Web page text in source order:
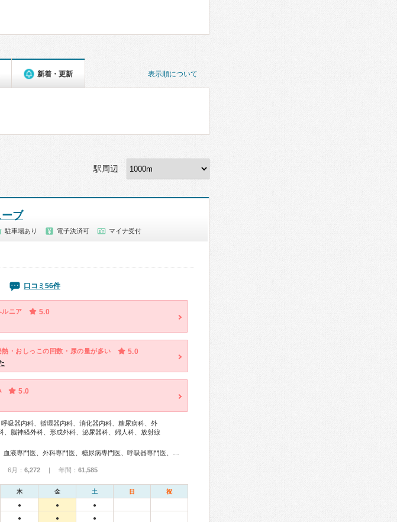
表示順について
新着・更新
駅周辺
ブ
駐車場あり 電子決済可 マイナ受付
口コミ56件
ルニア 5.0
・おしっこの回数・尿の量が多い 5.0
5.0
呼吸器内科、循環器内科、消化器内科、糖尿病科、外
、脳神経外科、形成外科、泌尿器科、婦人科、放射線
月： 6,272 | 年間： 61,585
木 金 土 日 祝
● ● ●
● ● ●